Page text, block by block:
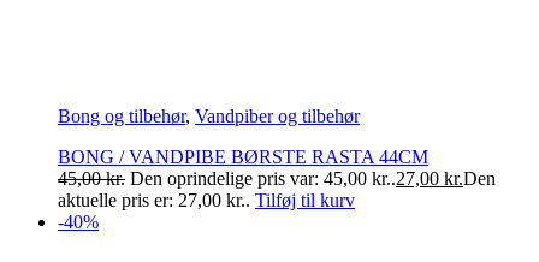
Bong og tilbehør, Vandpiber og tilbehør
BONG / VANDPIBE BØRSTE RASTA 44CM
45,00kr. Den oprindelige pris var: 45,00 kr..27,00 kr.Den
aktuelle pris er: 27,00 kr.. Tilføj til kurv
-40%